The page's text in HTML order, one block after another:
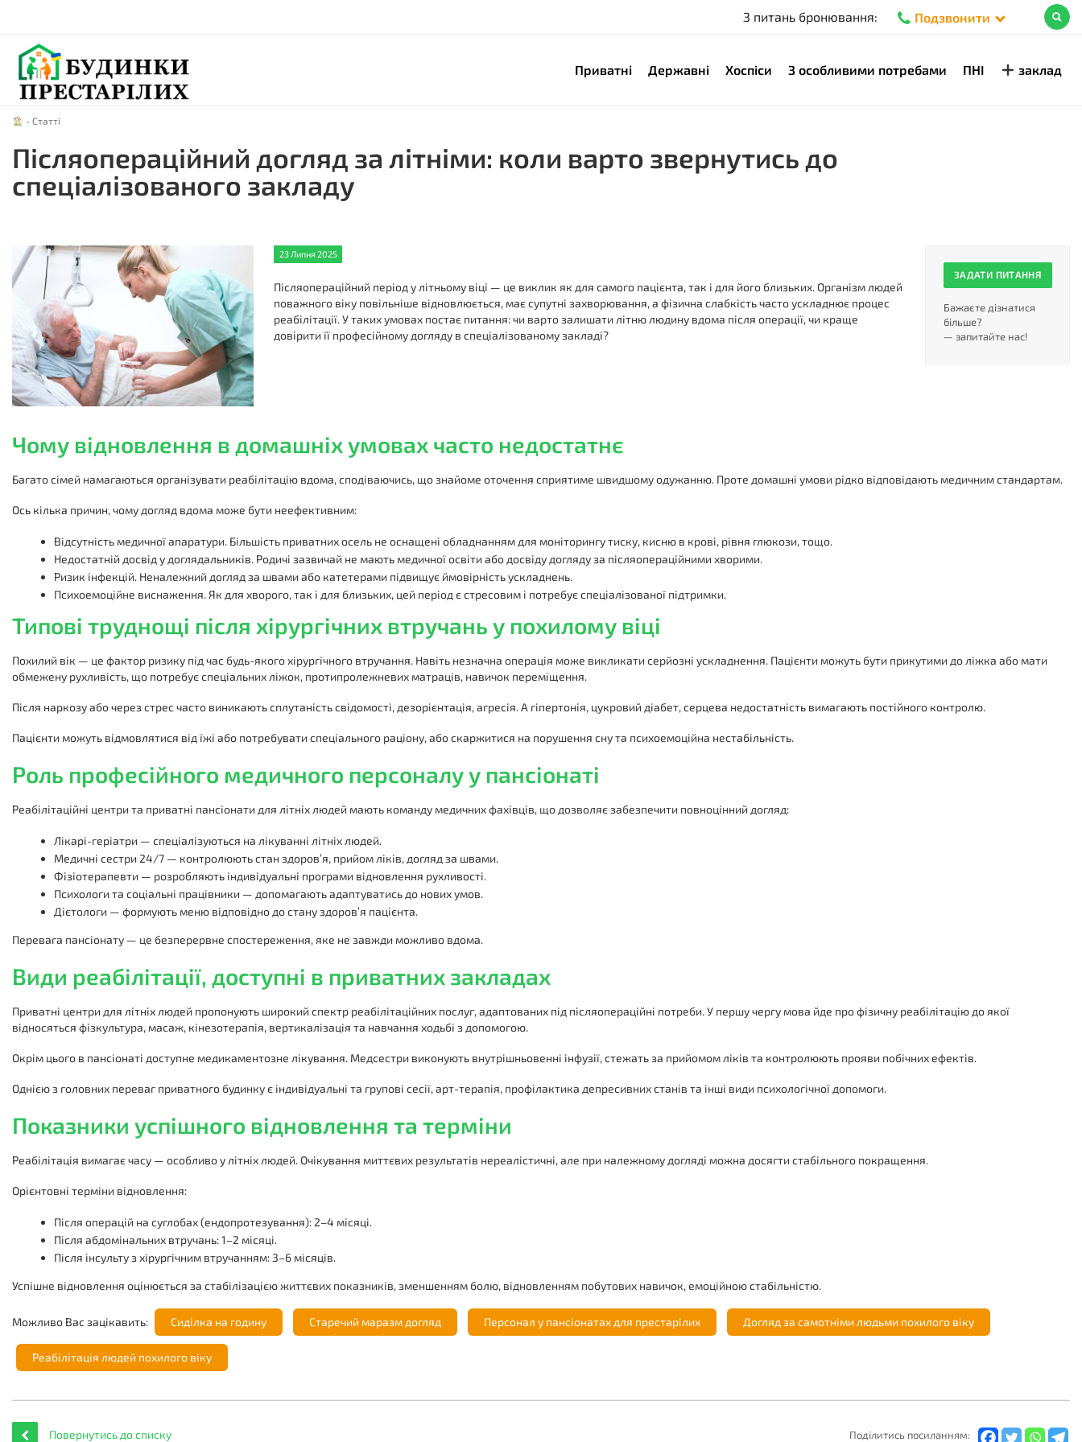
З питань бронювання: Подзвонити
Приватні Державні Хоспіси З особливими потребами ПНІ заклад
- Статті
Післяопераційний догляд за літніми: коли варто звернутись до
спеціалізованого закладу
ЗАДАТИ ПИТАННЯ
Бажаєте дізнатися
більше?
— запитайте нас!
23 Липня 2025
Післяопераційний період у літньому віці — це виклик як для самого пацієнта, так і для його близьких. Організм людей
поважного віку повільніше відновлюється, має супутні захворювання, а фізична слабкість часто ускладнює процес
реабілітації. У таких умовах постає питання: чи варто залишати літню людину вдома після операції, чи краще
довірити її професійному догляду в спеціалізованому закладі?
Чому відновлення в домашніх умовах часто недостатнє
Багато сімей намагаються організувати реабілітацію вдома, сподіваючись, що знайоме оточення сприятиме швидшому одужанню. Проте домашні умови рідко відповідають медичним стандартам.
Ось кілька причин, чому догляд вдома може бути неефективним:
Відсутність медичної апаратури. Більшість приватних осель не оснащені обладнанням для моніторингу тиску, кисню в крові, рівня глюкози, тощо.
Недостатній досвід у доглядальників. Родичі зазвичай не мають медичної освіти або досвіду догляду за післяопераційними хворими.
Ризик інфекцій. Неналежний догляд за швами або катетерами підвищує ймовірність ускладнень.
Психоемоційне виснаження. Як для хворого, так і для близьких, цей період є стресовим і потребує спеціалізованої підтримки.
Типові труднощі після хірургічних втручань у похилому віці
Похилий вік — це фактор ризику під час будь-якого хірургічного втручання. Навіть незначна операція може викликати серйозні ускладнення. Пацієнти можуть бути прикутими до ліжка або мати
обмежену рухливість, що потребує спеціальних ліжок, протипролежневих матраців, навичок переміщення.
Після наркозу або через стрес часто виникають сплутаність свідомості, дезорієнтація, агресія. А гіпертонія, цукровий діабет, серцева недостатність вимагають постійного контролю.
Пацієнти можуть відмовлятися від їжі або потребувати спеціального раціону, або скаржитися на порушення сну та психоемоційна нестабільність.
Роль професійного медичного персоналу у пансіонаті
Реабілітаційні центри та приватні пансіонати для літніх людей мають команду медичних фахівців, що дозволяє забезпечити повноцінний догляд:
Лікарі-геріатри — спеціалізуються на лікуванні літніх людей.
Медичні сестри 24/7 — контролюють стан здоров’я, прийом ліків, догляд за швами.
Фізіотерапевти — розробляють індивідуальні програми відновлення рухливості.
Психологи та соціальні працівники — допомагають адаптуватись до нових умов.
Дієтологи — формують меню відповідно до стану здоров’я пацієнта.
Перевага пансіонату — це безперервне спостереження, яке не завжди можливо вдома.
Види реабілітації, доступні в приватних закладах
Приватні центри для літніх людей пропонують широкий спектр реабілітаційних послуг, адаптованих під післяопераційні потреби. У першу чергу мова йде про фізичну реабілітацію до якої
відносяться фізкультура, масаж, кінезотерапія, вертикалізація та навчання ходьбі з допомогою.
Окрім цього в пансіонаті доступне медикаментозне лікування. Медсестри виконують внутрішньовенні інфузії, стежать за прийомом ліків та контролюють прояви побічних ефектів.
Однією з головних переваг приватного будинку є індивідуальні та групові сесії, арт-терапія, профілактика депресивних станів та інші види психологічної допомоги.
Показники успішного відновлення та терміни
Реабілітація вимагає часу — особливо у літніх людей. Очікування миттєвих результатів нереалістичні, але при належному догляді можна досягти стабільного покращення.
Орієнтовні терміни відновлення:
Після операцій на суглобах (ендопротезування): 2–4 місяці.
Після абдомінальних втручань: 1–2 місяці.
Після інсульту з хірургічним втручанням: 3–6 місяців.
Успішне відновлення оцінюється за стабілізацією життєвих показників, зменшенням болю, відновленням побутових навичок, емоційною стабільністю.
Можливо Вас зацікавить: Сиділка на годину Старечий маразм догляд Персонал у пансіонатах для престарілих Догляд за самотніми людьми похилого віку
Реабілітація людей похилого віку
Подiлитись посиланням:
Повернутись до списку